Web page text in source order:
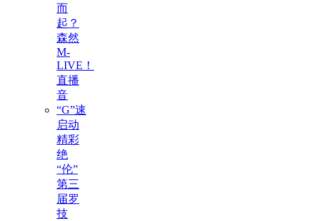
而
起？
森然
M-
LIVE！
直播
音
“G”速
启动
精彩
绝
“伦”
第三
届罗
技